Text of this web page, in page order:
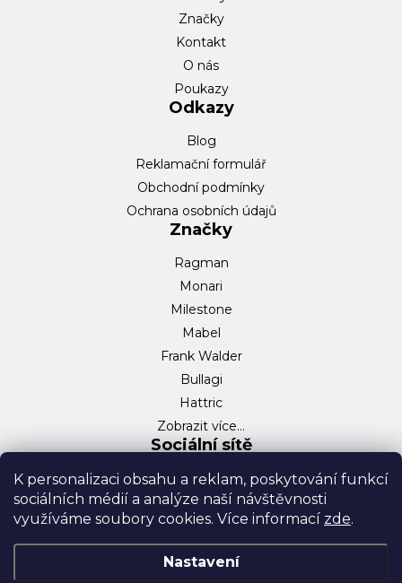
K personalizaci obsahu a reklam, poskytování funkcí
sociálních médií a analýze naší návštěvnosti
využíváme soubory cookies. Více informací zde.
Nastavení
Značky
Kontakt
O nás
Poukazy
Odkazy
Blog
Reklamační formulář
Obchodní podmínky
Ochrana osobních údajů
Značky
Ragman
Monari
Milestone
Mabel
Frank Walder
Bullagi
Hattric
Zobrazit více…
Sociální sítě
Facebook
Instagram
TikTok